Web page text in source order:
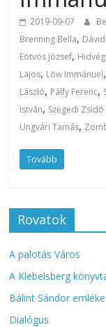
2019-09-07
Brenning Bella,
Eötvös József,
Lajos, Löw Immánuel,
László, Pálfy Ferenc,
István, Szegedi
Ungvári Tamás,
Tovább
Rovatok
A palotás Város
A Klebelsberg
Bálint Sándor
Dialógus